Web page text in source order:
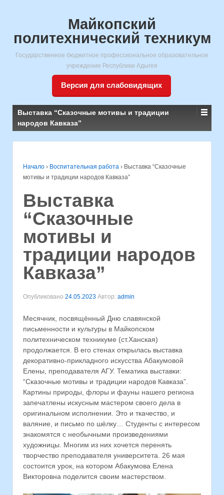
Майкопский
политехнический техникум
Государственное бюджетное профессиональное образовательное
учреждение Республики Адыгея
Версия для слабовидящих
Выставка “Сказочные мотивы и традиции
народов Кавказа”
Начало › Воспитательная работа › Выставка “Сказочные
мотивы и традиции народов Кавказа”
Выставка
“Сказочные
мотивы и
традиции народов
Кавказа”
Опубликовано 24.05.2023 Автор: admin
Месячник, посвящённый Дню славянской
письменности и культуры в Майкопском
политехническом техникуме (ст.Ханская)
продолжается. В его стенах открылась выставка
декоративно-прикладного искусства Абакумовой
Елены, преподавателя АГУ. Тематика выставки:
“Сказочные мотивы и традиции народов Кавказа”.
Картины природы, флоры и фауны нашего региона
запечатлены искусным мастером своего дела в
оригинальном исполнении. Это и ткачество, и
валяние, и письмо по шёлку… Студенты с интересом
знакомятся с необычными произведениями
художницы. Многим из них хочется перенять
творчество преподавателя университета. 26 мая
состоится урок, на котором Абакумова Елена
Викторовна поделится своим мастерством.